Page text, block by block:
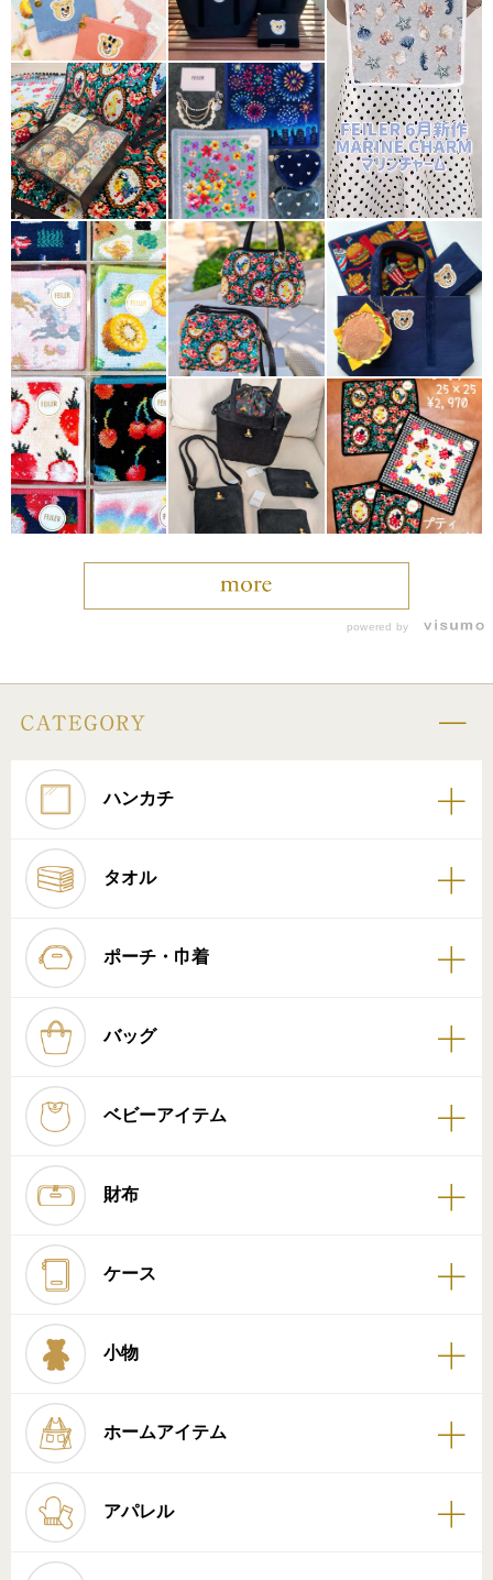
powered by
ハンカチ
タオル
ポーチ・巾着
バッグ
ベビーアイテム
財布
ケース
小物
ホームアイテム
アパレル